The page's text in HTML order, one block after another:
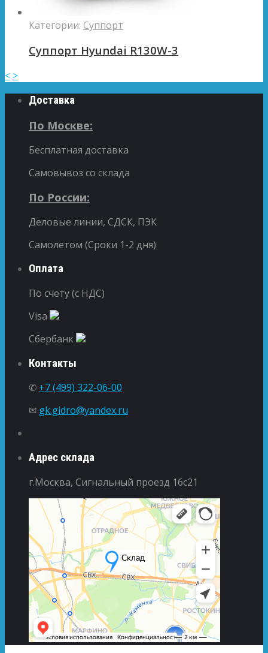
Категории: Суппорт
Суппорт Hyundai R130W-3
< >
Доставка
По Москве:
Бесплатная доставка
Самовывоз со склада
По России:
Деловые линии, СДСК, ПЭК
Самолетом (Сроки 1-2 дня)
Оплата
По счету (с НДС)
Visa
Сбербанк
Контакты
✆ +7 (499) 322-06-00
✉ gk.gidro@yandex.ru
Адрес склада
г.Москва, Сигнальный проезд 16с21